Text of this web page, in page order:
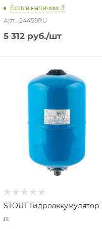
Есть в наличии: 3
Арт.: 24459RU
5 312 руб./шт
Объем бака, литров
водоснабжения
Гарантийный срок
STOUT Гидроаккумулятор
л.